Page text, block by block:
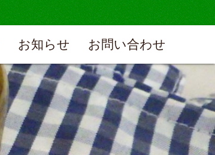
お知らせ お問い合わせ